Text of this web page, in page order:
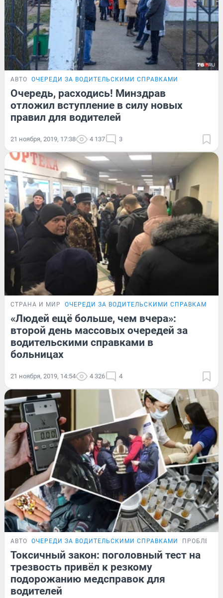
АВТО ОЧЕРЕДИ ЗА ВОДИТЕЛЬСКИМИ СПРАВКАМИ
Очередь, расходись! Минздрав
отложил вступление в силу новых
правил для водителей
21 ноября, 2019, 17:38 4 137 3
СТРАНА И МИР ОЧЕРЕДИ ЗА ВОДИТЕЛЬСКИМИ СПРАВКАМИ
«Людей ещё больше, чем вчера»:
второй день массовых очередей за
водительскими справками в
больницах
21 ноября, 2019, 14:54 4 326 4
АВТО ОЧЕРЕДИ ЗА ВОДИТЕЛЬСКИМИ СПРАВКАМИ ПРОБЛЕМА
Токсичный закон: поголовный тест на
трезвость привёл к резкому
подорожанию медсправок для
водителей